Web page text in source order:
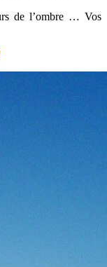
de l’ombre … Vos